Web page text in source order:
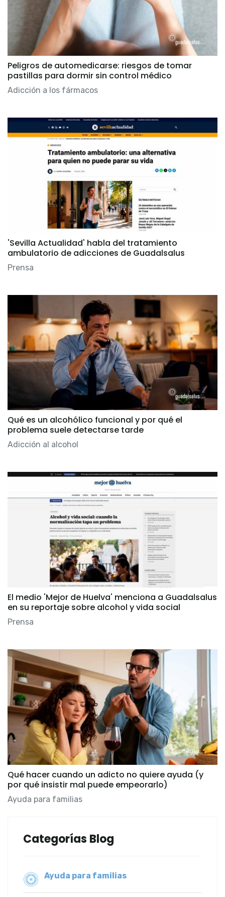
Peligros de automedicarse: riesgos de tomar
pastillas para dormir sin control médico
Adicción a los fármacos
'Sevilla Actualidad' habla del tratamiento
ambulatorio de adicciones de Guadalsalus
Prensa
Qué es un alcohólico funcional y por qué el
problema suele detectarse tarde
Adicción al alcohol
El medio 'Mejor de Huelva' menciona a Guadalsalus
en su reportaje sobre alcohol y vida social
Prensa
Qué hacer cuando un adicto no quiere ayuda (y
por qué insistir mal puede empeorarlo)
Ayuda para familias
Categorías Blog
Ayuda para familias